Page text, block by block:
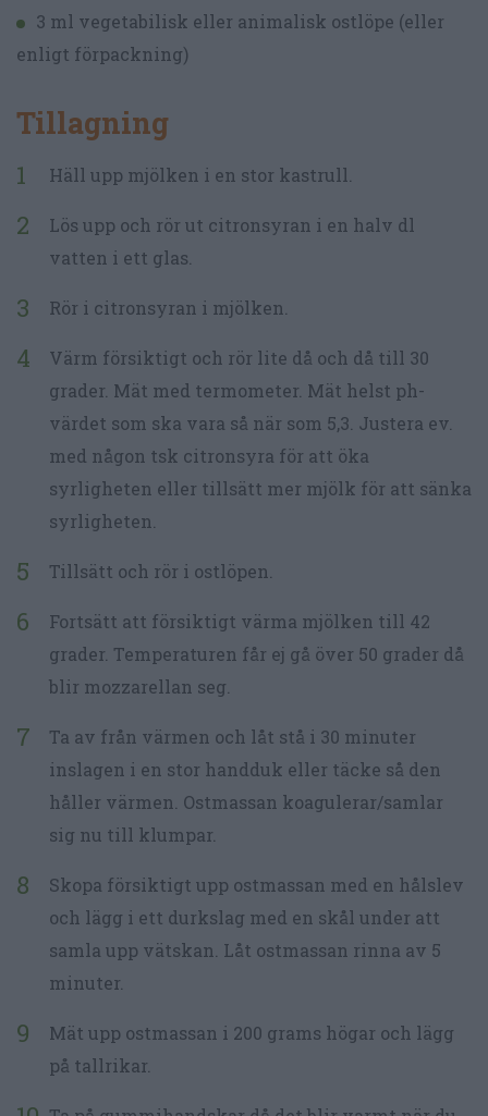
3 ml vegetabilisk eller animalisk ostlöpe (eller
enligt förpackning)
Tillagning
Häll upp mjölken i en stor kastrull.
Lös upp och rör ut citronsyran i en halv dl
vatten i ett glas.
Rör i citronsyran i mjölken.
Värm försiktigt och rör lite då och då till 30
grader. Mät med termometer. Mät helst ph-
värdet som ska vara så när som 5,3. Justera ev.
med någon tsk citronsyra för att öka
syrligheten eller tillsätt mer mjölk för att sänka
syrligheten.
Tillsätt och rör i ostlöpen.
Fortsätt att försiktigt värma mjölken till 42
grader. Temperaturen får ej gå över 50 grader då
blir mozzarellan seg.
Ta av från värmen och låt stå i 30 minuter
inslagen i en stor handduk eller täcke så den
håller värmen. Ostmassan koagulerar/samlar
sig nu till klumpar.
Skopa försiktigt upp ostmassan med en hålslev
och lägg i ett durkslag med en skål under att
samla upp vätskan. Låt ostmassan rinna av 5
minuter.
Mät upp ostmassan i 200 grams högar och lägg
på tallrikar.